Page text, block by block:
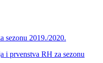
sezonu 2019./2020.
i prvenstva RH za sezonu